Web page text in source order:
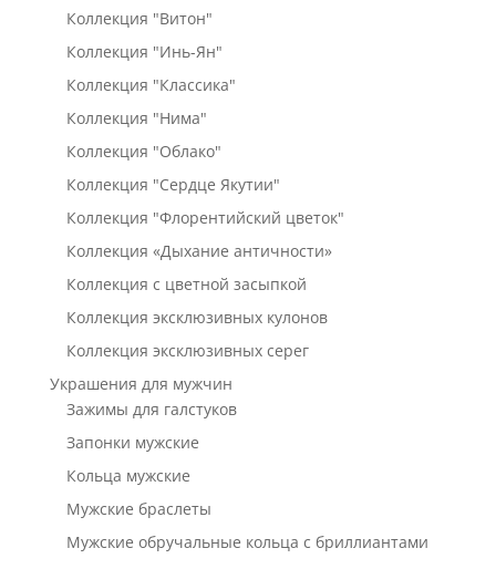
Коллекция "Витон"
Коллекция "Инь-Ян"
Коллекция "Классика"
Коллекция "Нима"
Коллекция "Облако"
Коллекция "Сердце Якутии"
Коллекция "Флорентийский цветок"
Коллекция «Дыхание античности»
Коллекция с цветной засыпкой
Коллекция эксклюзивных кулонов
Коллекция эксклюзивных серег
Украшения для мужчин
Зажимы для галстуков
Запонки мужские
Кольца мужские
Мужские браслеты
Мужские обручальные кольца с бриллиантами